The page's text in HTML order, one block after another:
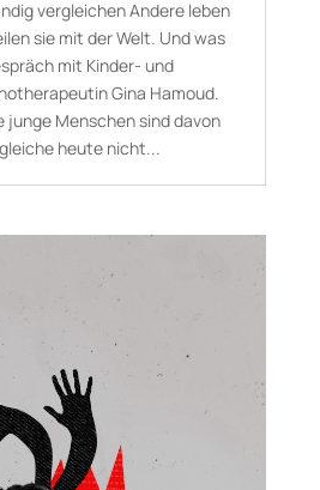
vergleichen Andere leben
sie mit der Welt. Und was
mit Kinder- und
Gina Hamoud.
junge Menschen sind davon
heute nicht...